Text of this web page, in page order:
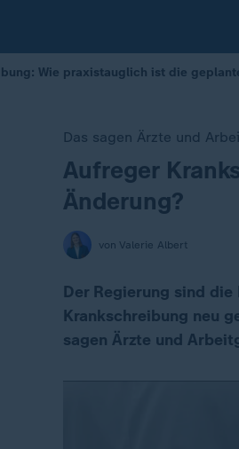
Wie praxistauglich ist die
Das sagen Ärzte und
:
Aufreger
Änderung?
von Valerie Albert
Der Regierung sind
Krankschreibung neu
sagen Ärzte und